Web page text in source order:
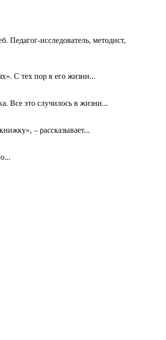
Педагог-исследователь, методист,
С тех пор в его жизни...
Все это случилось в жизни...
– рассказывает...